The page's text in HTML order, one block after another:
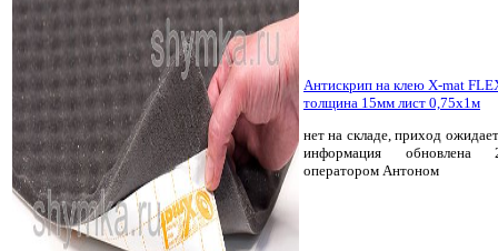
Антискрип на клею X-mat
толщина 15мм лист 0,75х1м
нет на складе, приход
информация обновлена
оператором Антоном